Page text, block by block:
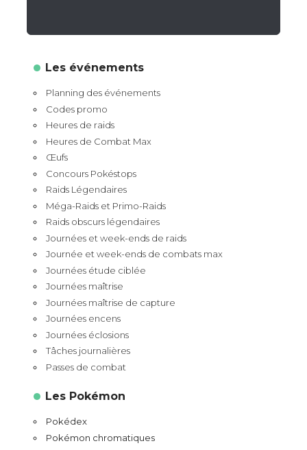
Les événements
Planning des événements
Codes promo
Heures de raids
Heures de Combat Max
Œufs
Concours Pokéstops
Raids Légendaires
Méga-Raids et Primo-Raids
Raids obscurs légendaires
Journées et week-ends de raids
Journée et week-ends de combats max
Journées étude ciblée
Journées maîtrise
Journées maîtrise de capture
Journées encens
Journées éclosions
Tâches journalières
Passes de combat
Les Pokémon
Pokédex
Pokémon chromatiques